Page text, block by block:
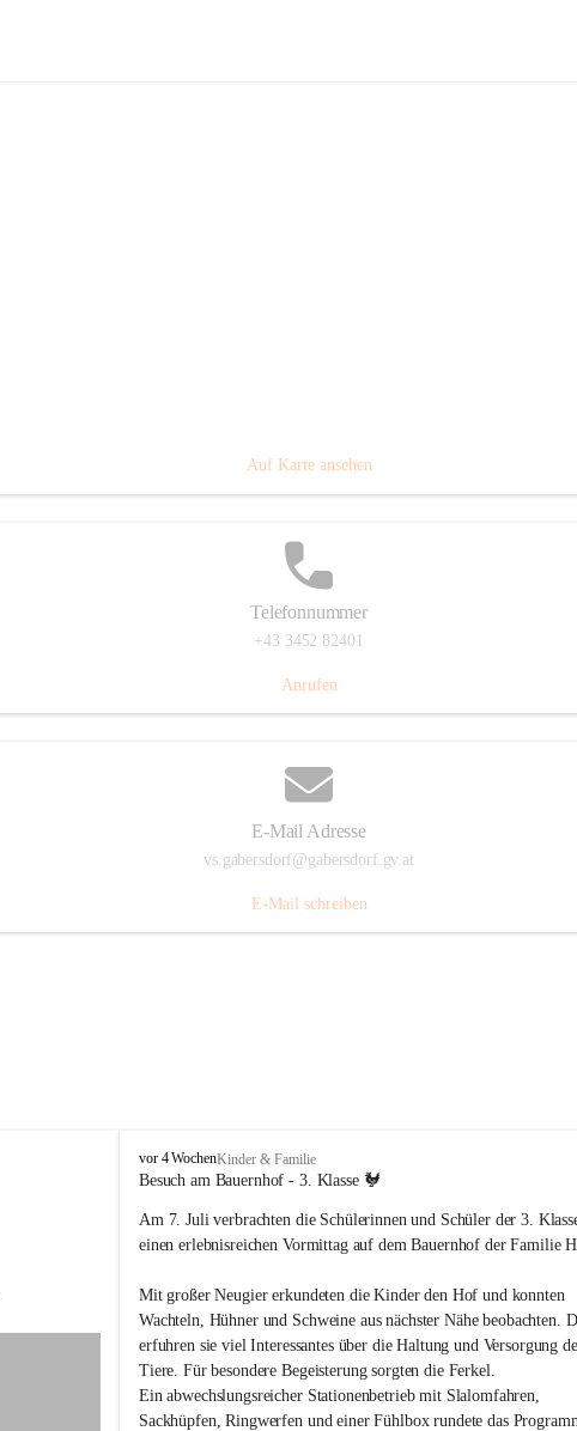
Auf Karte ansehen
Telefonnummer
+43 3452 82401
Anrufen
E-Mail Adresse
vs.gabersdorf@gabersdorf.gv.at
E-Mail schreiben
V
o
k
s
c
h
u
l
e
G
a
vor 4 WochenKinder & Familie
Besuch am Bauernhof - 3. Klasse 🐓
Am 7. Juli verbrachten die Schülerinnen und Schüler der 3.
einen erlebnisreichen Vormittag auf dem Bauernhof der Familie
Mit großer Neugier erkundeten die Kinder den Hof und konnten
Wachteln, Hühner und Schweine aus nächster Nähe beobachten.
erfuhren sie viel Interessantes über die Haltung und Versorgung
Tiere. Für besondere Begeisterung sorgten die Ferkel.
Ein abwechslungsreicher Stationenbetrieb mit Slalomfahren,
Sackhüpfen, Ringwerfen und einer Fühlbox rundete das